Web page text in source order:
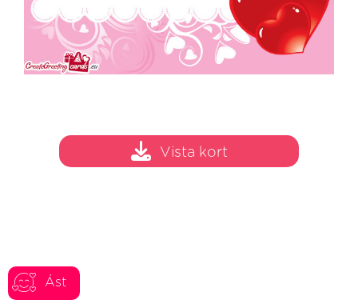
Ást
Vista kort